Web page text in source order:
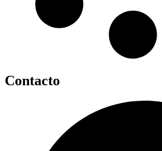
Contacto